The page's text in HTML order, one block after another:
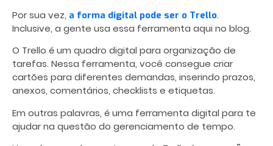
Por sua vez, a forma digital pode ser o Trello.
Inclusive, a gente usa essa ferramenta aqui no blog.
O Trello é um quadro digital para organização de
tarefas. Nessa ferramenta, você consegue criar
cartões para diferentes demandas, inserindo prazos,
anexos, comentários, checklists e etiquetas.
Em outras palavras, é uma ferramenta digital para te
ajudar na questão do gerenciamento de tempo.